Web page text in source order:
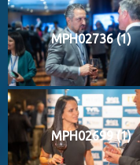
MPH02736 (1)
MPH02699 (1)